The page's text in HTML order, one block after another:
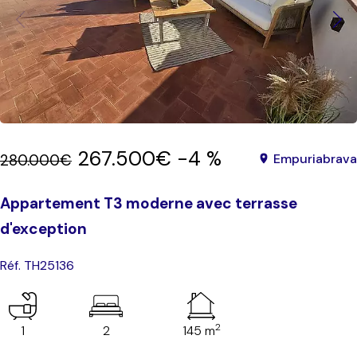
280.000€ 267.500€ -4 % Empuriabrava
Appartement T3 moderne avec terrasse
d'exception
Réf. TH25136
1 2 145 m2